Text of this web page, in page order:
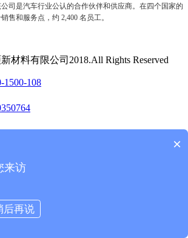
司是汽车行业公认的合作伙伴和供应商。在四个国家的
售和服务点，约 2,400 名员工。
材料有限公司2018.All Rights Reserved
1500-108
×
来访
后再说